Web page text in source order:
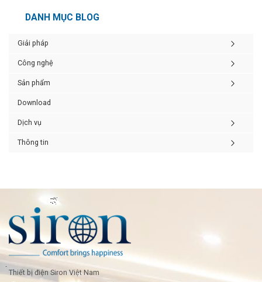
DANH MỤC BLOG
Giải pháp
Công nghệ
Sản phẩm
Download
Dịch vụ
Thông tin
Thiết bị điện Siron Việt Nam